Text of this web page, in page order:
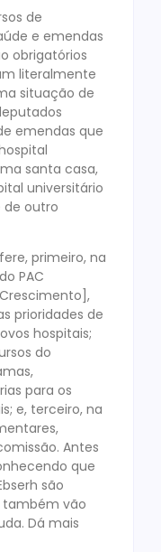
de
e emendas
obrigatórios
literalmente
situação de
emendas que
santa casa,
universitário
de outro
primeiro, na
PAC
prioridades de
hospitais;
do
para os
e, terceiro, na
Antes
que
são
também vão
Dá mais